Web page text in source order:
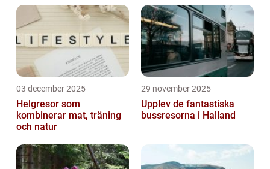
03 december 2025
Helgresor som
kombinerar mat, träning
och natur
29 november 2025
Upplev de fantastiska
bussresorna i Halland